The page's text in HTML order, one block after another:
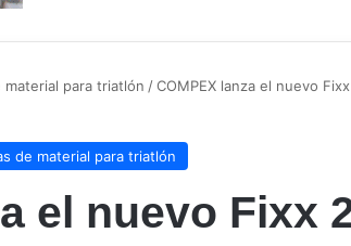
material para triatlón /COMPEX lanza el nuevo
de material para triatlón
el nuevo Fixx